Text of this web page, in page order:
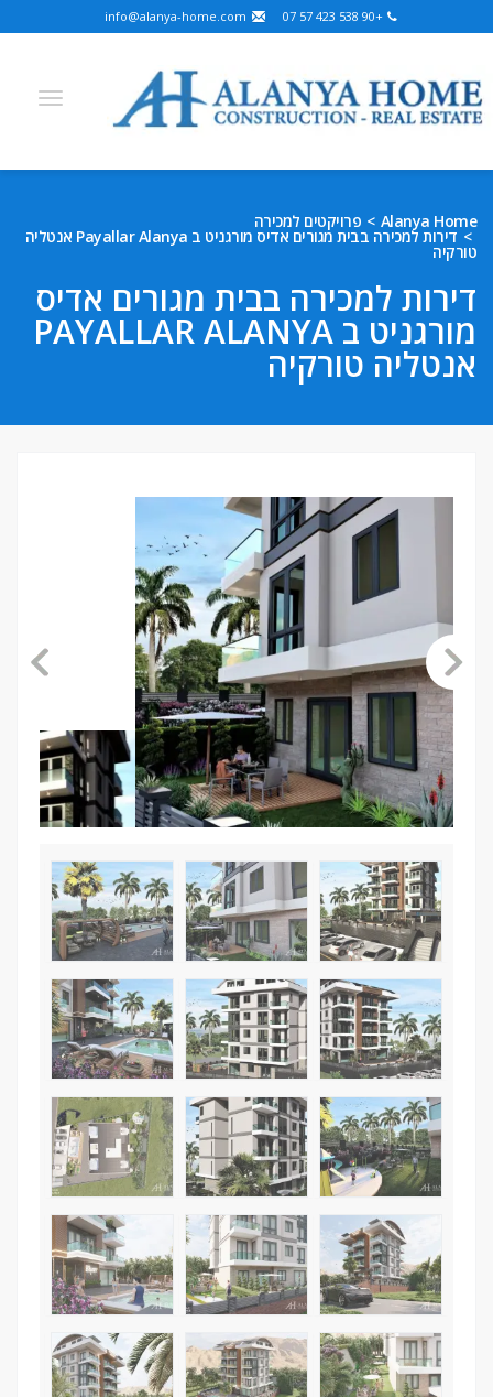
+90 538 423 57 07
Persian
Bosnian
French
Kazakh
Ukrainian
פרויקטים למכירה
נכסים מוכנים למכירה
Alanya Home פרויקטים למכירה
דירות למכירה בבית מגורים אדיס מורגניט ב Payallar Alanya אנטליה
טורקיה
דירות למכירה בבית מגורים אדיס
מורגניט ב PAYALLAR ALANYA
אנטליה טורקיה